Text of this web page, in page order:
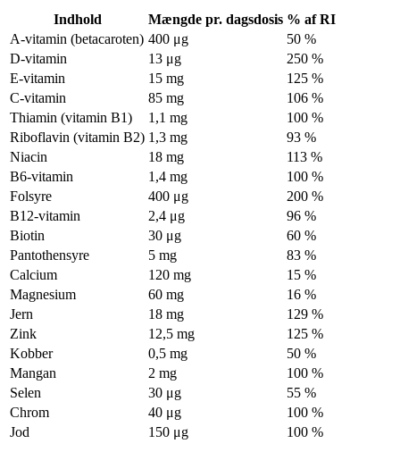
Indhold Mængde pr. dagsdosis % af RI
A-vitamin (betacaroten) 400 μg
50 %
D-vitamin
13 μg
250 %
E-vitamin
15 mg
125 %
C-vitamin
85 mg
106 %
Thiamin (vitamin B1)
1,1 mg
100 %
Riboflavin (vitamin B2) 1,3 mg
93 %
Niacin
18 mg
113 %
B6-vitamin
1,4 mg
100 %
Folsyre
400 μg
200 %
B12-vitamin
2,4 μg
96 %
Biotin
30 μg
60 %
Pantothensyre
5 mg
83 %
Calcium
120 mg
15 %
Magnesium
60 mg
16 %
Jern
18 mg
129 %
Zink
12,5 mg
125 %
Kobber
0,5 mg
50 %
Mangan
2 mg
100 %
Selen
30 μg
55 %
Chrom
40 μg
100 %
Jod
150 μg 100 %